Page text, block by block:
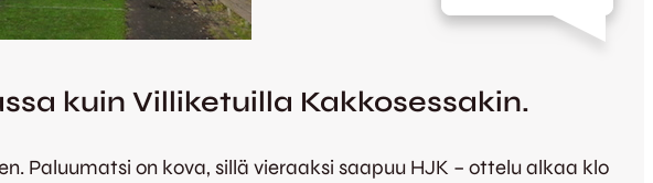
kuin Villiketuilla Kakkosessakin.
Paluumatsi on kova, sillä vieraaksi saapuu HJK – ottelu alkaa klo